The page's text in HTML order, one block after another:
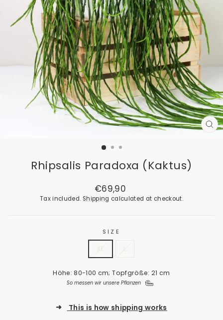
Rhipsalis Paradoxa (Kaktus)
Regular
price
€69,90
Tax included. Shipping calculated at checkout.
SIZE
Höhe: 80-100 cm; Topfgröße: 21 cm
So messen wir unsere Pflanzen
➜ This is how shipping works